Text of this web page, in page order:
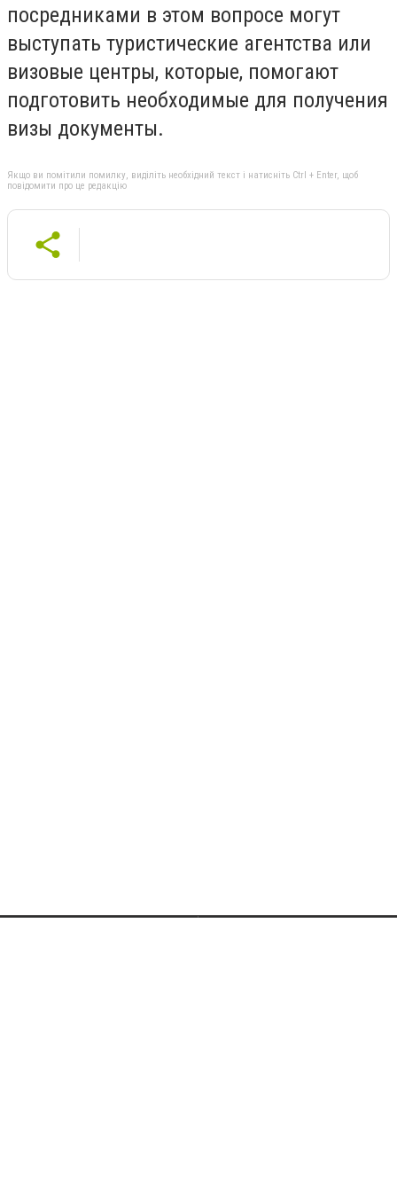
посредниками в этом вопросе могут
выступать туристические агентства или
визовые центры, которые, помогают
подготовить необходимые для получения
визы документы.
Якщо ви помітили помилку, виділіть необхідний текст і натисніть Ctrl + Enter, щоб
повідомити про це редакцію